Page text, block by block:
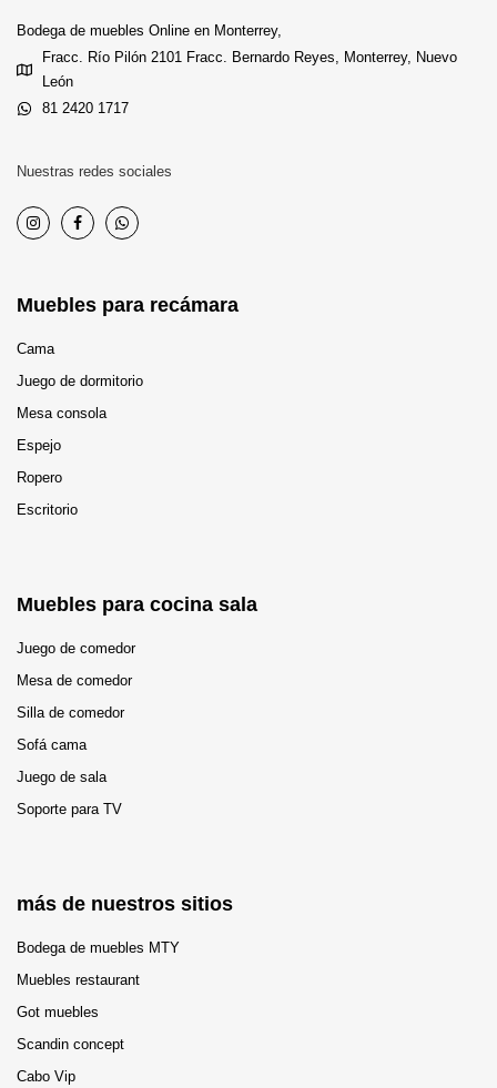
Bodega de muebles Online en Monterrey,
Fracc. Río Pilón 2101 Fracc. Bernardo Reyes, Monterrey, Nuevo
León
81 2420 1717
Nuestras redes sociales
Muebles para recámara
Cama
Juego de dormitorio
Mesa consola
Espejo
Ropero
Escritorio
Muebles para cocina sala
Juego de comedor
Mesa de comedor
Silla de comedor
Sofá cama
Juego de sala
Soporte para TV
más de nuestros sitios
Bodega de muebles MTY
Muebles restaurant
Got muebles
Scandin concept
Cabo Vip